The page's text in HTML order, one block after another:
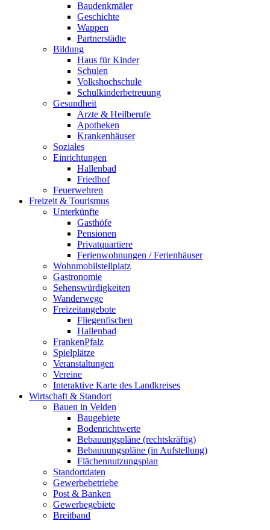
Baudenkmäler
Geschichte
Wappen
Partnerstädte
Bildung
Haus für Kinder
Schulen
Volkshochschule
Schulkinderbetreuung
Gesundheit
Ärzte & Heilberufe
Apotheken
Krankenhäuser
Soziales
Einrichtungen
Hallenbad
Friedhof
Feuerwehren
Freizeit & Tourismus
Unterkünfte
Gasthöfe
Pensionen
Privatquartiere
Ferienwohnungen / Ferienhäuser
Wohnmobilstellplatz
Gastronomie
Sehenswürdigkeiten
Wanderwege
Freizeitangebote
Fliegenfischen
Hallenbad
FrankenPfalz
Spielplätze
Veranstaltungen
Vereine
Interaktive Karte des Landkreises
Wirtschaft & Standort
Bauen in Velden
Baugebiete
Bodenrichtwerte
Bebauungspläne (rechtskräftig)
Bebauuungspläne (in Aufstellung)
Flächennutzungsplan
Standortdaten
Gewerbebetriebe
Post & Banken
Gewerbegebiete
Breitband